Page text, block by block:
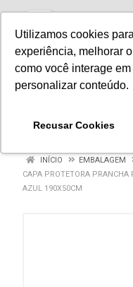
Utilizamos cookies
experiência, melhorar
como você interage
personalizar conteúdo.
Recusar Cookies
INÍCIO EMBALAGEM
CAPA PROTETORA PRANCHA
AZUL 190X50CM